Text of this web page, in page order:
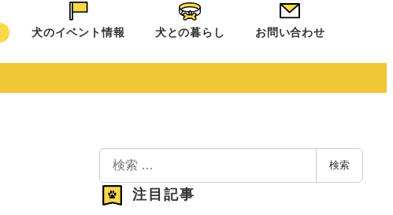
犬のイベント情報 犬との暮らし お問い合わせ
検
索
検索
注目記事